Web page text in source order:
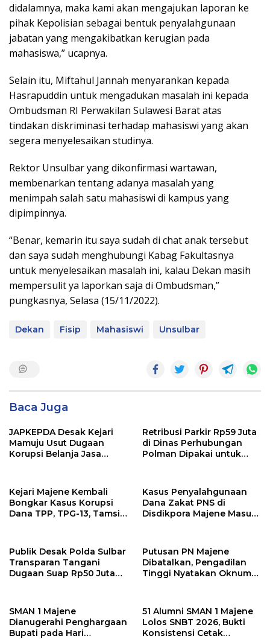
didalamnya, maka kami akan mengajukan laporan ke
pihak Kepolisian sebagai bentuk penyalahgunaan
jabatan yang mengakibatkan kerugian pada
mahasiswa,” ucapnya.
Selain itu, Miftahul Jannah menyarankan kepada
Hasrapuddin untuk mengadukan masalah ini kepada
Ombudsman RI Perwakilan Sulawesi Barat atas
tindakan diskriminasi terhadap mahasiswi yang akan
segera menyelesaikan studinya.
Rektor Unsulbar yang dikonfirmasi wartawan,
membenarkan tentang adanya masalah yang
menimpah salah satu mahasiswi di kampus yang
dipimpinnya.
“Benar, kemarin itu saya sudah di chat anak tersebut
dan saya sudah menghubungi Kabag Fakultasnya
untuk menyelesaikan masalah ini, kalau Dekan masih
mempersulit ya laporkan saja di Ombudsman,”
pungkasnya, Selasa (15/11/2022).
Dekan Fisip Mahasiswi Unsulbar
Baca Juga
JAPKEPDA Desak Kejari
Mamuju Usut Dugaan
Korupsi Belanja Jasa
Kelebihan Pembayaran
Rp146,4 Juta
Retribusi Parkir Rp59 Juta
di Dinas Perhubungan
Polman Dipakai untuk
Kejari Majene Kembali
Bongkar Kasus Korupsi
Dana TPP, TPG-13, Tamsil-
Kasus Penyalahgunaan
Dana Zakat PNS di
Disdikpora Majene Masuk
Tersangkanya?
Publik Desak Polda Sulbar
Transparan Tangani
Dugaan Suap Rp50 Juta
Putusan PN Majene
Dibatalkan, Pengadilan
Tinggi Nyatakan Oknum
Penjara
SMAN 1 Majene
Dianugerahi Penghargaan
Bupati pada Hari
51 Alumni SMAN 1 Majene
Lolos SNBT 2026, Bukti
Konsistensi Cetak